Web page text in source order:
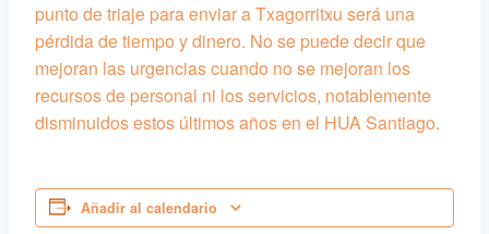
punto de triaje para enviar a Txagorritxu será una
pérdida de tiempo y dinero. No se puede decir que
mejoran las urgencias cuando no se mejoran los
recursos de personal ni los servicios, notablemente
disminuidos estos últimos años en el HUA Santiago.
Añadir al calendario